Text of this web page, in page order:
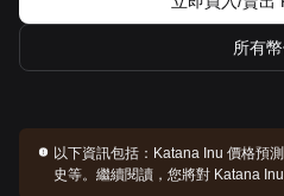
所有
以下資訊包括： Katana Inu 價格預
史等。繼續閱讀，您將對 Katana Inu